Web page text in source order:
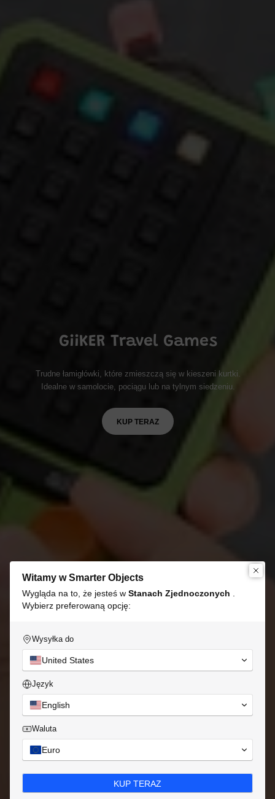
GiiKER Travel Games
Trudne łamigłówki, które zmieszczą się w kieszeni kurtki.
Idealne w samolocie, pociągu lub na tylnym siedzeniu.
KUP TERAZ
Witamy w Smarter Objects
Wygląda na to, że jesteś w Stanach Zjednoczonych
Wybierz preferowaną opcję:
Wysyłka do
United States
Język
English
Waluta
Euro
KUP TERAZ